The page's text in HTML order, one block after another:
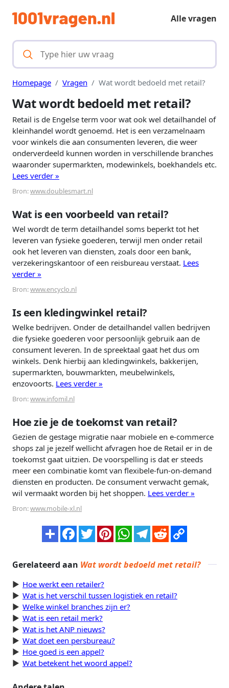
Alle vragen
Homepage Vragen Wat wordt bedoeld met retail?
Wat wordt bedoeld met retail?
Retail is de Engelse term voor wat ook wel detailhandel of
kleinhandel wordt genoemd. Het is een verzamelnaam
voor winkels die aan consumenten leveren, die weer
onderverdeeld kunnen worden in verschillende branches
waaronder supermarkten, modewinkels, boekhandels etc.
Lees verder »
Bron:www.doublesmart.nl
Wat is een voorbeeld van retail?
Wel wordt de term detailhandel soms beperkt tot het
leveren van fysieke goederen, terwijl men onder retail
ook het leveren van diensten, zoals door een bank,
verzekeringskantoor of een reisbureau verstaat. Lees
verder »
Bron:www.encyclo.nl
Is een kledingwinkel retail?
Welke bedrijven. Onder de detailhandel vallen bedrijven
die fysieke goederen voor persoonlijk gebruik aan de
consument leveren. In de spreektaal gaat het dus om
winkels. Denk hierbij aan kledingwinkels, bakkerijen,
supermarkten, bouwmarkten, meubelwinkels,
enzovoorts. Lees verder »
Bron:www.infomil.nl
Hoe zie je de toekomst van retail?
Gezien de gestage migratie naar mobiele en e-commerce
shops zal je jezelf wellicht afvragen hoe de Retail er in de
toekomst gaat uitzien. De voorspelling is dat er steeds
meer een combinatie komt van flexibele-fun-on-demand
diensten en producten. De consument verwacht gemak,
wil vermaakt worden bij het shoppen. Lees verder »
Bron:www.mobile-xl.nl
Gerelateerd aan Wat wordt bedoeld met retail?
Hoe werkt een retailer?
Wat is het verschil tussen logistiek en retail?
Welke winkel branches zijn er?
Wat is een retail merk?
Wat is het ANP nieuws?
Wat doet een persbureau?
Hoe goed is een appel?
Wat betekent het woord appel?